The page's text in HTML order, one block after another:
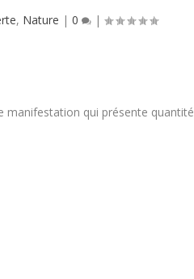
, Nature |0 |
manifestation qui présente quantité